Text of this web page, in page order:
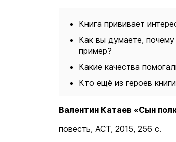
Книга прививает
Как вы думаете,
пример?
Какие качества
Кто ещё из героев
Валентин Катаев «Сын
повесть, АСТ, 2015, 256 с.